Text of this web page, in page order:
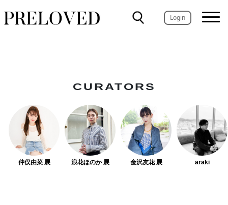
Login
CURATORS
仲俣由菜 展 浪花ほのか 展 金沢友花 展 araki